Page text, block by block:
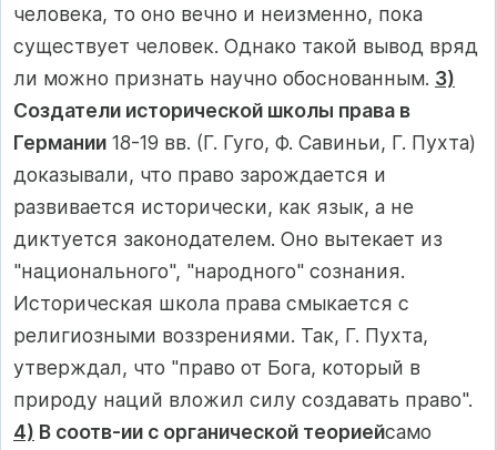
человека, то оно вечно и неизменно, пока
существует человек. Однако такой вывод вряд
ли можно признать научно обоснованным. 3)
Создатели исторической школы права в
Германии 18-19 вв. (Г. Гуго, Ф. Савиньи, Г. Пухта)
доказывали, что право зарождается и
развивается исторически, как язык, а не
диктуется законодателем. Оно вытекает из
"национального", "народного" сознания.
Историческая школа права смыкается с
религиозными воззрениями. Так, Г. Пухта,
утверждал, что "право от Бога, который в
природу наций вложил силу создавать право".
4) В соотв-ии с органической теориейсамо